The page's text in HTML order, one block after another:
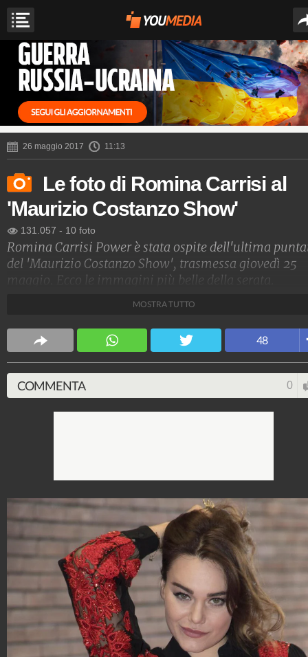
26 maggio 2017 11:13
Le foto di Romina Carrisi al
'Maurizio Costanzo Show'
131.057 - 10 foto
Romina Carrisi Power è stata ospite dell'ultima
del 'Maurizio Costanzo Show', trasmessa giovedì 25
maggio. Ecco le immagini più belle della serata.
Spettacolo FanpageMOSTRA TUTTO
48
COMMENTA 0